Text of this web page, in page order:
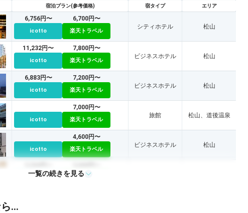
宿泊プラン(参考価格) 宿タイプ エリア
6,756円〜
icotto
6,700円〜
楽天トラベル
シティホテル 松山
11,232円〜
icotto
7,800円〜
楽天トラベル
ビジネスホテル 松山
6,883円〜
icotto
7,200円〜
楽天トラベル
ビジネスホテル 松山
icotto
7,000円〜
楽天トラベル
旅館 松山、道後温泉
icotto
4,600円〜
楽天トラベル
ビジネスホテル 松山
icotto 楽天トラベル
一覧の続きを見る
…